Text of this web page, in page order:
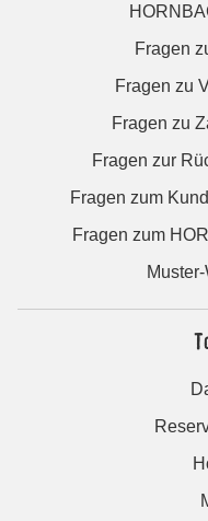
Fragen
Fragen zu
Fragen zu
Fragen zur
Fragen zum
Fragen zum